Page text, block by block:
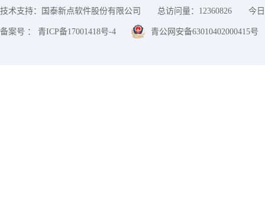
技术支持：国泰新点软件股份有限公司 总访问量： 12360826 今
备案号 ： 青ICP备17001418号-4 青公网安备63010402000415号